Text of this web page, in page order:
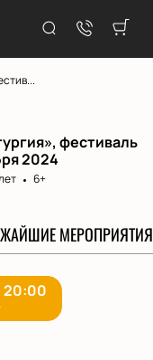
фестиваль
2024
6+
МЕРОПРИЯТИЯ